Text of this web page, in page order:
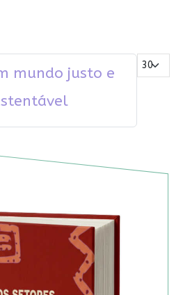
Mostrar #
mundo justo e